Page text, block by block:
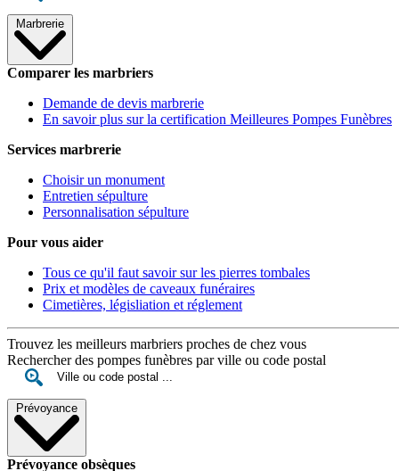
Marbrerie
Comparer les marbriers
Demande de devis marbrerie
En savoir plus sur la certification Meilleures Pompes Funèbres
Services marbrerie
Choisir un monument
Entretien sépulture
Personnalisation sépulture
Pour vous aider
Tous ce qu'il faut savoir sur les pierres tombales
Prix et modèles de caveaux funéraires
Cimetières, législiation et réglement
Trouvez les meilleurs marbriers proches de chez vous
Rechercher des pompes funèbres par ville ou code postal
Prévoyance
Prévoyance obsèques